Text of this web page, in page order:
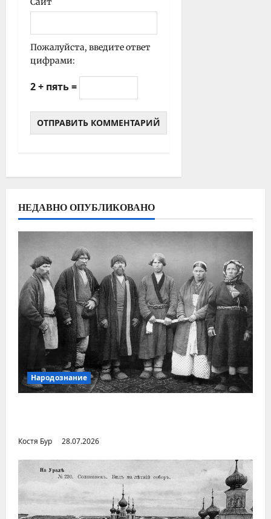
Пожалуйста, введите ответ
цифрами:
2 + пять =
НЕДАВНО ОПУБЛИКОВАНО
Народознание
Костя Бур 28.07.2026